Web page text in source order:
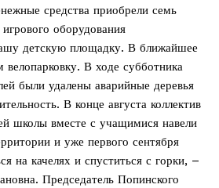
средства приобрели семь
оборудования
детскую площадку. В ближайшее
В ходе субботника
были удалены аварийные деревья
В конце августа коллектив
школы вместе с учащимися навели
и уже первого сентября
на качелях и спуститься с горки, –
Председатель Попинского